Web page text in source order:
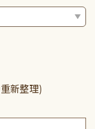
新整理)